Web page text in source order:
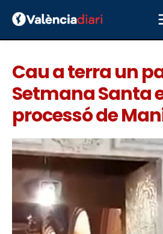
Cau a terra un
Setmana Santa
processó de